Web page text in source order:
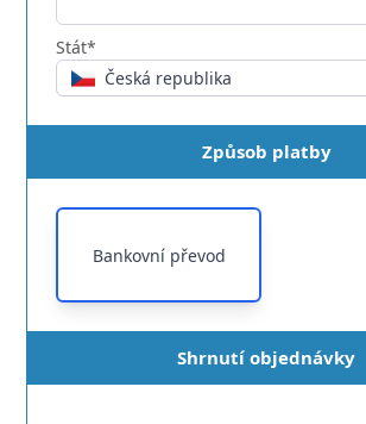
Stát*
Česká republika
Způsob platby
Bankovní převod
Shrnutí objednávky